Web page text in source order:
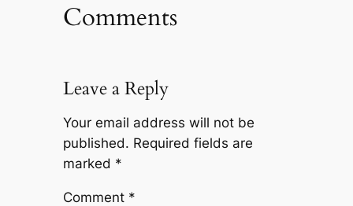
Comments
Leave a Reply
Your email address will not be
published. Required fields are
marked *
Comment *